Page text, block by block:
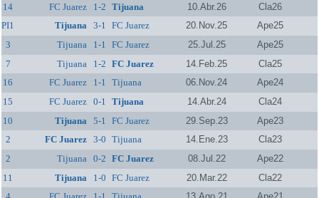
14
FC Juarez 1-2 Tijuana 10.Abr.26
Cla26
PI1
Tijuana 3-1 FC Juarez 20.Nov.25
Ape25
3
Tijuana 1-1 FC Juarez 25.Jul.25
Ape25
7
Tijuana 1-2 FC Juarez 14.Feb.25
Cla25
16
FC Juarez 1-1 Tijuana 06.Nov.24
Ape24
15
FC Juarez 0-1 Tijuana 14.Abr.24
Cla24
10
Tijuana 5-1 FC Juarez 29.Sep.23
Ape23
2
FC Juarez 3-0 Tijuana 14.Ene.23
Cla23
2
Tijuana 0-2 FC Juarez 08.Jul.22
Ape22
11
Tijuana 1-0 FC Juarez 20.Mar.22
Cla22